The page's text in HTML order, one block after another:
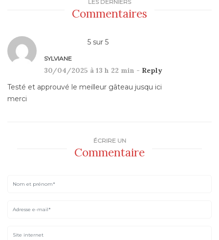
LES DERNIERS
Commentaires
5 sur 5
SYLVIANE
30/04/2025 à 13 h 22 min - Reply
Testé et approuvé le meilleur gâteau jusqu ici
merci
ÉCRIRE UN
Commentaire